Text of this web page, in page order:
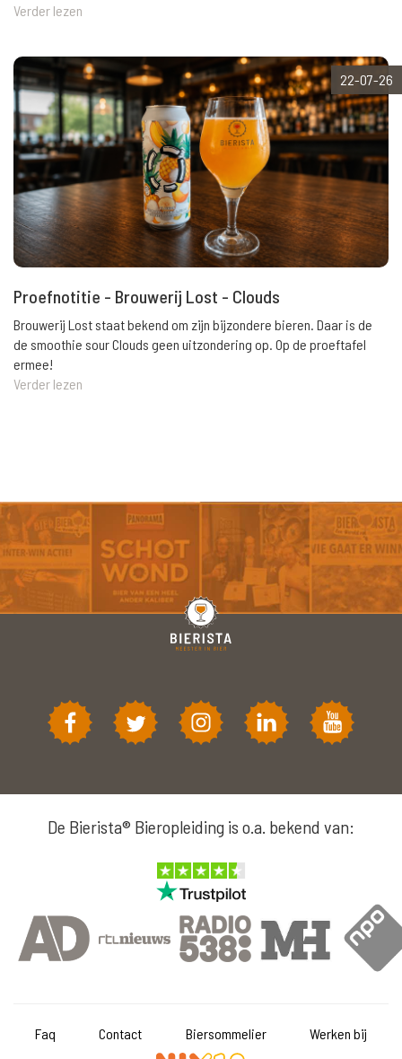
Verder lezen
22-07-26
Proefnotitie - Brouwerij Lost - Clouds
Brouwerij Lost staat bekend om zijn bijzondere bieren. Daar is de
de smoothie sour Clouds geen uitzondering op. Op de proeftafel
ermee!
Verder lezen
De Bierista® Bieropleiding is o.a. bekend van:
Faq Contact Biersommelier Werken bij